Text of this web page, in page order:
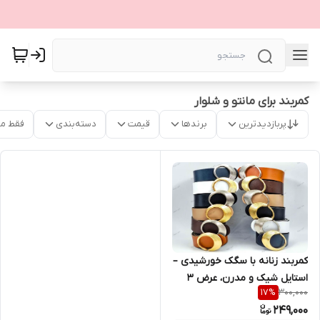
کمربند برای مانتو و شلوار
پربازدیدترین برندها قیمت دسته‌بندی فقط
کمربند زنانه با سگک خورشیدی –
استایل شیک و مدرن، عرض ۳
سانتی‌متر
300,000
17%
249,000